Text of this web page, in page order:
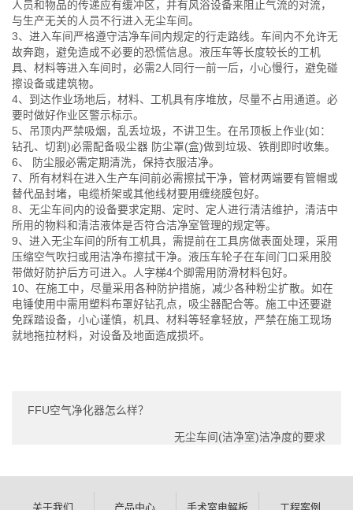
人员和物品的传递应有缓冲区，并有风浴设备来阻止气流的对流，
与生产无关的人员不行进入无尘车间。
3、进入车间严格遵守洁净车间内规定的行走路线。车间内不允许无
故奔跑，避免造成不必要的恐慌信息。液压车等长度较长的工机
具、材料等进入车间时，必需2人同行一前一后，小心慢行，避免碰
擦设备或建筑物。
4、到达作业场地后，材料、工机具有序堆放，尽量不占用通道。必
要时做好作业区警示标示。
5、吊顶内严禁吸烟，乱丢垃圾，不讲卫生。在吊顶板上作业(如：
钻孔、切割)必需配备吸尘器 防尘罩(盒)做到垃圾、铁削即时收集。
6、 防尘服必需定期清洗，保持衣服洁净。
7、所有材料在进入生产车间前必需擦拭干净，管材两端要有管帽或
替代品封堵，电缆桥架或其他线材要用缠绕膜包好。
8、无尘车间内的设备要求定期、定时、定人进行清洁维护，清洁中
所用的物料和清洁液体是否符合洁净室管理的规定等。
9、进入无尘车间的所有工机具，需提前在工具房做表面处理，采用
压缩空气吹扫或用洁净布擦拭干净。液压车轮子在车间门口采用胶
带做好防护后方可进入。人字梯4个脚需用防滑材料包好。
10、在施工中，尽量采用各种防护措施，减少各种粉尘扩散。如在
电锤使用中需用塑料布罩好钻孔点，吸尘器配合等。施工中还要避
免踩踏设备，小心谨慎，机具、材料等轻拿轻放，严禁在施工现场
就地拖拉材料，对设备及地面造成损坏。
FFU空气净化器怎么样？
无尘车间(洁净室)洁净度的要求
关于我们 产品中心 手术室电解板 工程案例